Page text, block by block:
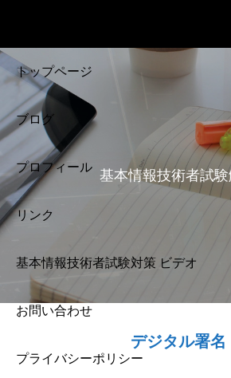
トップページ
ブログ
プロフィール
リンク
基本情報技術者試験対策 ビデオ
お問い合わせ
プライバシーポリシー
基本情報技術者試験
デジタル署名